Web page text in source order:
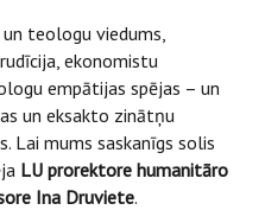
teologu viedums,
ekonomistu
empātijas spējas – un
un eksakto zinātņu
Lai mums saskanīgs solis
LU prorektore humanitāro
Ina Druviete.